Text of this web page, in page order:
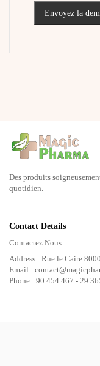
Envoyez la
Des produits
quotidien.
Contact Details
Contactez Nous
Address : Rue le Caire
Email :
Phone : 90 454 467 - 29